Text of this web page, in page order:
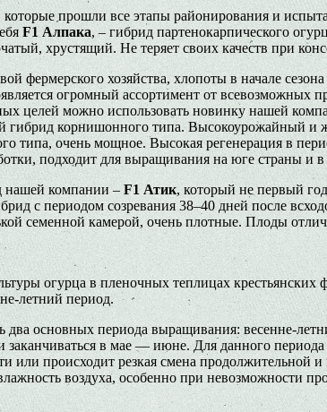
которые прошли все этапы районирования и
F1 Алпака, – гибрид партенокарпического
хрустящий. Не теряет своих качеств при
фермерского хозяйства, хлопоты в начале
огромный ассортимент от всевозможных
целей можно использовать новинку нашей
гибрид корнишонного типа. Высокоурожайный и
типа, очень мощное. Высокая регенерация в
подходит для выращивания на юге страны и в
нашей компании –F1 Атик, который не первый
с периодом созревания 38–40 дней после
семенной камерой, очень плотные. Плоды
огурца в пленочных теплицах
летний период.
основных периода выращивания: весенне-
в мае — июне. Для данного
или происходит резкая смена
воздуха, особенно при невозможности